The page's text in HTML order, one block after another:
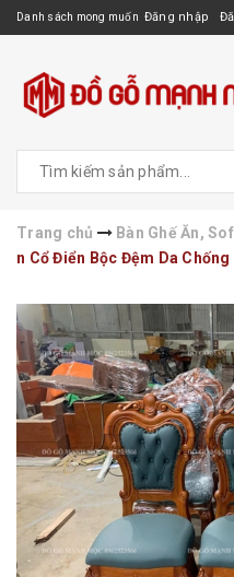
Danh sách mong muốn Đăng nhập
Trang chủ Bàn Ghế Ăn,
n Cổ Điển Bộc Đệm Da